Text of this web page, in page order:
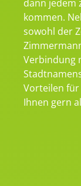
dann jedem
kommen.
sowohl der
Verbindung
Vorteilen
Ihnen gern